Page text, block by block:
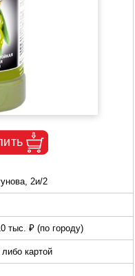
2и/2
тыс. ₽ (по городу)
картой